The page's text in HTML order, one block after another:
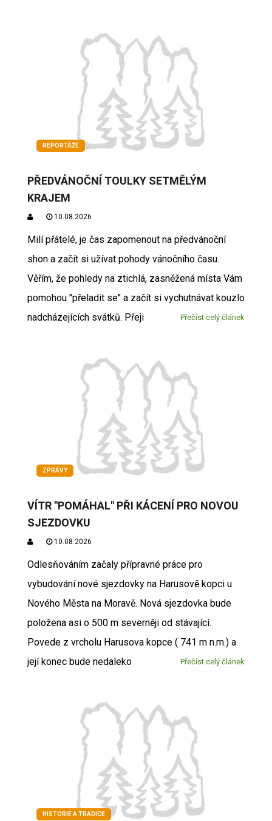
REPORTÁŽE
PŘEDVÁNOČNÍ TOULKY SETMĚLÝM
KRAJEM
10.08.2026
Milí přátelé, je čas zapomenout na předvánoční
shon a začít si užívat pohody vánočního času.
Věřím, že pohledy na ztichlá, zasněžená místa Vám
pomohou "přeladit se" a začít si vychutnávat kouzlo
nadcházejících svátků. Přeji
Přečíst celý článek
ZPRÁVY
VÍTR "POMÁHAL" PŘI KÁCENÍ PRO NOVOU
SJEZDOVKU
10.08.2026
Odlesňováním začaly přípravné práce pro
vybudování nové sjezdovky na Harusově kopci u
Nového Města na Moravě. Nová sjezdovka bude
položena asi o 500 m severněji od stávající.
Povede z vrcholu Harusova kopce ( 741 m n.m.) a
její konec bude nedaleko
Přečíst celý článek
HISTORIE A TRADICE